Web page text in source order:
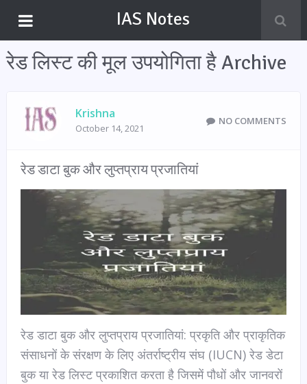
IAS Notes
रेड लिस्ट की मूल उपयोगिता है Archive
Krishna
October 14, 2021
NO COMMENTS
रेड डाटा बुक और लुप्तप्राय प्रजातियां
रेड डाटा बुक और लुप्तप्राय प्रजातियां: प्रकृति और प्राकृतिक
संसाधनों के संरक्षण के लिए अंतर्राष्ट्रीय संघ (IUCN) रेड डेटा
बुक या रेड लिस्ट प्रकाशित करता है जिसमें पौधों और जानवरों